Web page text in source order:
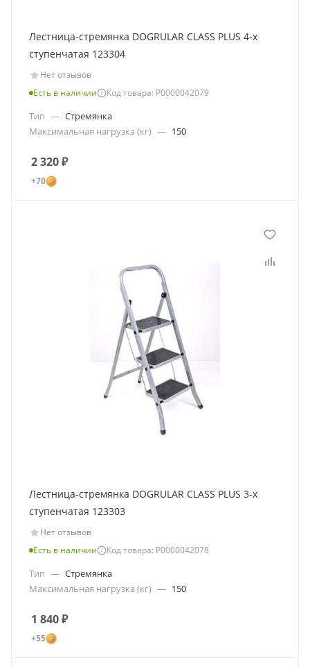
Лестница-стремянка DOGRULAR CLASS PLUS 4-х
ступенчатая 123304
Нет отзывов
Есть в наличии
Код товара: Р0000042079
Тип — Стремянка
Максимальная нагрузка (кг) — 150
2 320₽
+70
Лестница-стремянка DOGRULAR CLASS PLUS 3-х
ступенчатая 123303
Нет отзывов
Есть в наличии
Код товара: Р0000042078
Тип — Стремянка
Максимальная нагрузка (кг) — 150
1 840₽
+55